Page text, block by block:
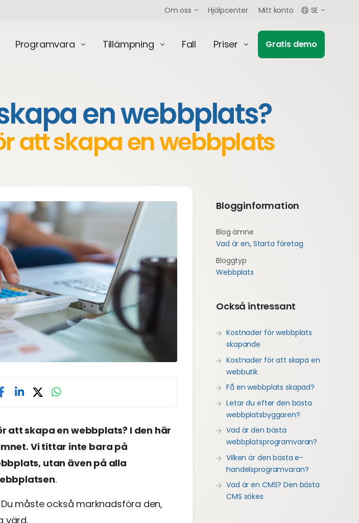
en webbplats?
att skapa en webbplats
att skapa en webbplats? I den här
Vi tittar inte bara på
utan även på alla
.
måste också marknadsföra den,
värd.
Blogginformation
Blog ämne
Vad är en, Starta företag
Bloggtyp
Webbplats
Också intressant
Kostnader för webbplats
skapande
Kostnader för att skapa en
webbutik
Få en webbplats skapad?
Letar du efter den bästa
webbplatsbyggaren?
Vad är den bästa
webbplatsprogramvaran?
Vilken är den bästa e-
handelsprogramvaran?
Vad är en CMS? Den bästa
CMS sökes
Om oss Hjälpcenter Mitt konto SE
Programvara Tillämpning Fall Priser Gratis demo